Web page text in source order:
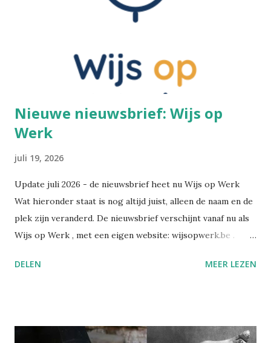
Nieuwe nieuwsbrief: Wijs op
Werk
juli 19, 2026
Update juli 2026 - de nieuwsbrief heet nu Wijs op Werk
Wat hieronder staat is nog altijd juist, alleen de naam en de
plek zijn veranderd. De nieuwsbrief verschijnt vanaf nu als
Wijs op Werk , met een eigen website: wijsopwerk.be .
gaat: welzijn, preventie, verzuim- en re-integratiebeleid,
voortaan op wijsopwerk.be . Inschrijven kan daar
DELEN MEER LEZEN